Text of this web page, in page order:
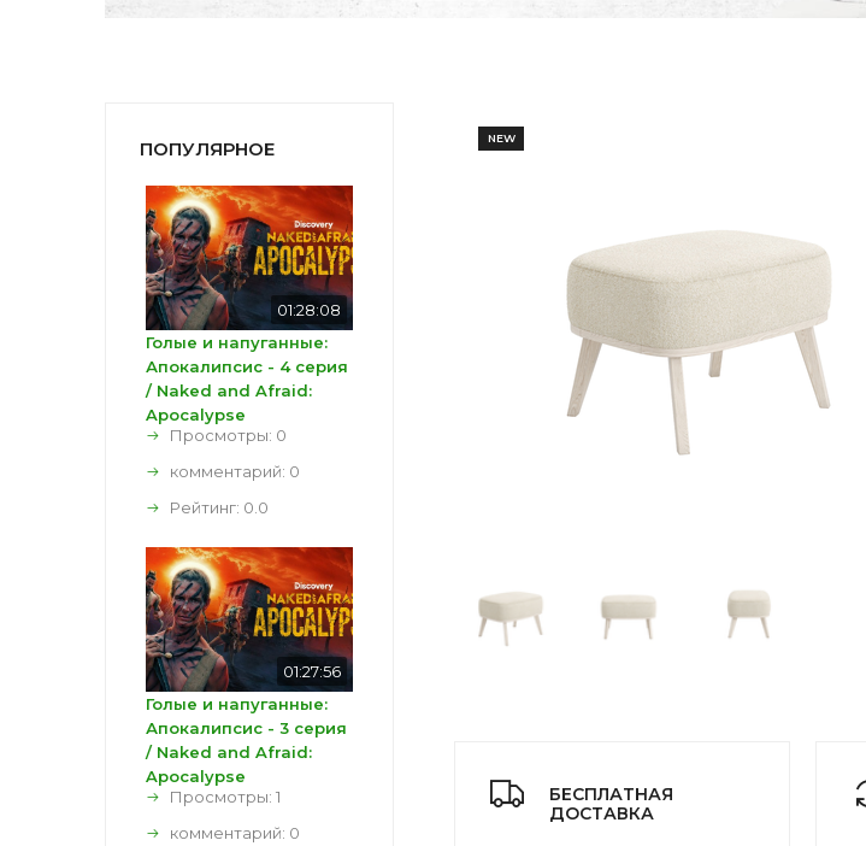
NEW
БЕСПЛАТНАЯ
ДОСТАВКА
ПОПУЛЯРНОЕ
01:28:08
Голые и напуганные:
Апокалипсис - 4 серия
/ Naked and Afraid:
Apocalypse
Просмотры: 0
комментарий: 0
Рейтинг: 0.0
01:27:56
Голые и напуганные:
Апокалипсис - 3 серия
/ Naked and Afraid:
Apocalypse
Просмотры: 1
комментарий: 0